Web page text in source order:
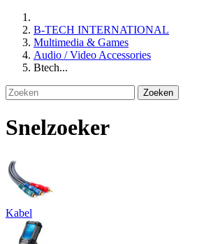
B-TECH INTERNATIONAL
Multimedia & Games
Audio / Video Accessories
Btech...
Zoeken
Snelzoeker
Kabel